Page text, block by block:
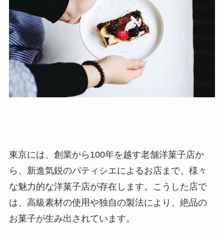
東京には、創業から100年を越す老舗洋菓子店か
ら、新進気鋭のパティシエによるお店まで、様々
な魅力的な洋菓子店が存在します。こうした店で
は、高級素材の使用や独自の製法により、絶品の
お菓子が生み出されています。